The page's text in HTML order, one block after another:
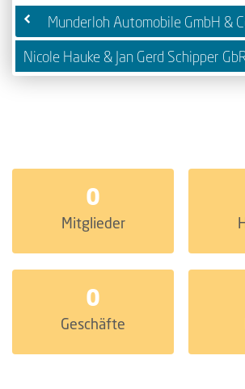
Munderloh Automobile GmbH &
Nicole Hauke & Jan Gerd Schipper
0
Mitglieder
0
Geschäfte